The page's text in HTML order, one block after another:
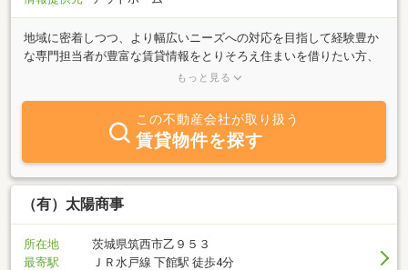
地域に密着しつつ、より幅広いニーズへの対応を目指して経験豊か
な専門担当者が豊富な賃貸情報をとりそろえ住まいを借りたい方、
貸したい方のお手伝いをさせていただきます。またオフィスやショ
売却に関するご相談から物件情報の提供、契約をはじめとする諸手
続きをトータルにサポートします。お電話、Ｅメールでのお問い合
わせも大歓迎です。
もっと見る
この不動産会社が取り扱う
賃貸物件を探す
（有）太陽商事
所在地
茨城県筑西市乙９５３
最寄駅
ＪＲ水戸線 下館駅 徒歩4分